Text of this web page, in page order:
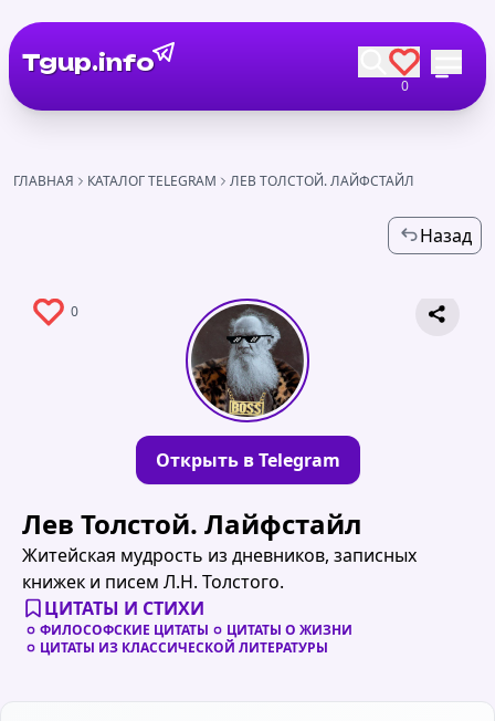
Tgup.info
0
ГЛАВНАЯ КАТАЛОГ TELEGRAM ЛЕВ ТОЛСТОЙ. ЛАЙФСТАЙЛ
Назад
0
Открыть в Telegram
Лев Толстой. Лайфстайл
Житейская мудрость из дневников, записных
книжек и писем Л.Н. Толстого.
ЦИТАТЫ И СТИХИ
ФИЛОСОФСКИЕ ЦИТАТЫ
ЦИТАТЫ О ЖИЗНИ
ЦИТАТЫ ИЗ КЛАССИЧЕСКОЙ ЛИТЕРАТУРЫ